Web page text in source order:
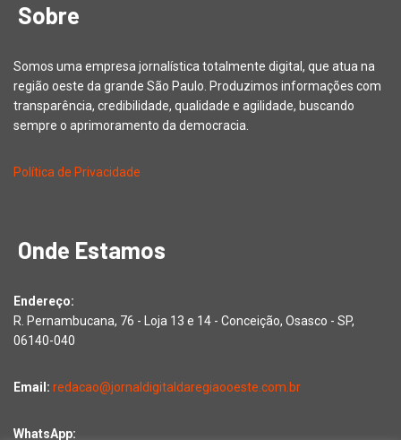
Sobre
Somos uma empresa jornalística totalmente digital, que atua na
região oeste da grande São Paulo. Produzimos informações com
transparência, credibilidade, qualidade e agilidade, buscando
sempre o aprimoramento da democracia.
Política de Privacidade
Onde Estamos
Endereço:
R. Pernambucana, 76 - Loja 13 e 14 - Conceição, Osasco - SP,
06140-040
Email: redacao@jornaldigitaldaregiaooeste.com.br
WhatsApp: